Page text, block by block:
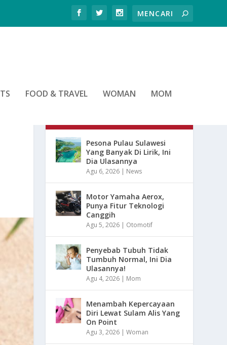
FOOD & TRAVEL WOMAN MOM
Pesona Pulau Sulawesi
Yang Banyak Di Lirik, Ini
Dia Ulasannya
Agu 6, 2026 | News
Motor Yamaha Aerox,
Punya Fitur Teknologi
Canggih
Agu 5, 2026 | Otomotif
Penyebab Tubuh Tidak
Tumbuh Normal, Ini Dia
Ulasannya!
Agu 4, 2026 | Mom
Menambah Kepercayaan
Diri Lewat Sulam Alis Yang
On Point
Agu 3, 2026 |Woman